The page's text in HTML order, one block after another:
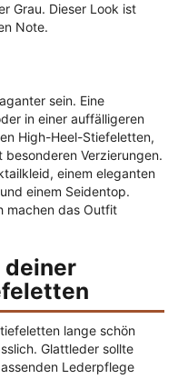
Grau. Dieser Look ist
Note.
sein. Eine
in einer auffälligeren
High-Heel-Stiefeletten,
Verzierungen.
einem eleganten
einem Seidentop.
machen das Outfit
deiner
lange schön
Glattleder sollte
Lederpflege